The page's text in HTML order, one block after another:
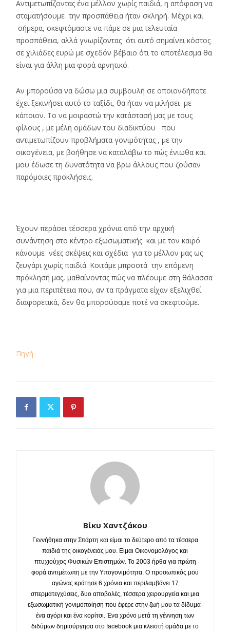
Αντιμετωπίζοντας ένα μέλλον χωρίς παιδιά, η απόφαση να
σταματήσουμε την προσπάθεια ήταν σκληρή. Μέχρι και
σήμερα, σκεφτόμαστε να πάμε σε μια τελευταία
προσπάθεια, αλλά γνωρίζοντας ότι αυτό σημαίνει κόστος
σε χιλιάδες ευρώ με σχεδόν βέβαιο ότι το αποτέλεσμα θα
είναι για άλλη μια φορά αρνητικό.
Αν μπορούσα να δώσω μια συμβουλή σε οποιονδήποτε
έχει ξεκινήσει αυτό το ταξίδι, θα ήταν να μιλήσει με
κάποιον. Το να μοιραστώ την κατάστασή μας με τους
φίλους , με μέλη ομάδων του διαδικτύου που
αντιμετωπίζουν προβλήματα γονιμότητας , με την
οικογένεια, με βοήθησε να καταλάβω το πώς ένιωθα και
μου έδωσε τη δυνατότητα να βρω άλλους που ζούσαν
παρόμοιες προκλήσεις.
Έχουν περάσει τέσσερα χρόνια από την αρχική
συνάντηση στο κέντρο εξωσωματικής και με τον καιρό
κάνουμε νέες σκέψεις και σχέδια για το μέλλον μας ως
ζευγάρι χωρίς παιδιά. Κοιτάμε μπροστά την επόμενη
πρόκλησή μας, μαθαίνοντας πώς να πλέουμε στη θάλασσα
για μια περιπέτεια που, αν τα πράγματα είχαν εξελιχθεί
διαφορετικά, δεν θα μπορούσαμε ποτέ να σκεφτούμε.
Πηγή
Βίκυ Χαντζάκου
Γεννήθηκα στην Σπάρτη και είμαι το δεύτερο από τα τέσσερα
παιδιά της οικογένειάς μου. Είμαι Οικονομολόγος και
πτυχιούχος Φυσικών Επιστημών. Το 2003 ήρθα για πρώτη
φορά αντιμέτωπη με την Υπογονιμότητα. Ο προσωπικός μου
αγώνας κράτησε 6 χρόνια και περιλαμβάνει 17
σπερματεγχύσεις, δυο αποβολές, τέσσερα χειρουργεία και μια
εξωσωματική γονιμοποίηση που έφερε στην ζωή μου τα δίδυμα-
ένα αγόρι και ένα κορίτσι. Ένα χρόνο μετά τη γέννηση των
διδύμων δημιούργησα στο facebook μια κλειστή ομάδα με το